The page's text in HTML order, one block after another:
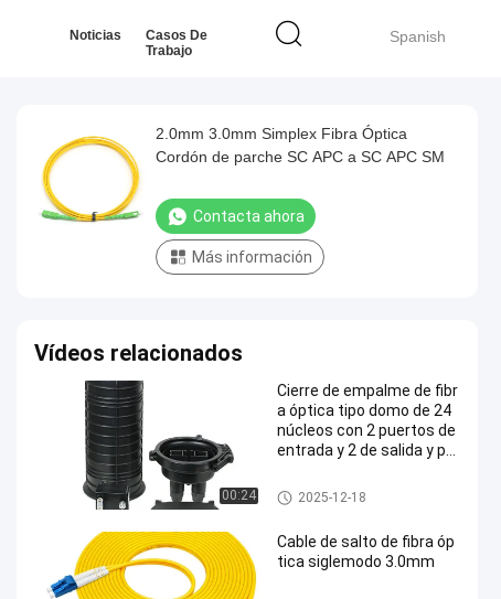
Spanish
Noticias
Casos De
Trabajo
2.0mm 3.0mm Simplex Fibra Óptica
Cordón de parche SC APC a SC APC SM
Contacta ahora
Más información
Vídeos relacionados
00:24
Cierre de empalme de fibr
a óptica tipo domo de 24
núcleos con 2 puertos de
entrada y 2 de salida y pro
Cierre de empalme de fibra ópti
ca
2025-12-18
Cable de salto de fibra óp
tica siglemodo 3.0mm